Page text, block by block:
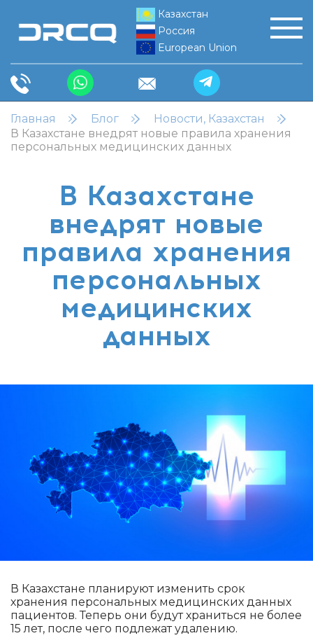
Казахстан
Россия
European Union
Главная Блог
Новости, Казахстан
В Казахстане внедрят новые правила хранения
персональных медицинских данных
В Казахстане
внедрят новые
правила хранения
персональных
медицинских
данных
В Казахстане планируют изменить срок
хранения персональных медицинских данных
пациентов. Теперь они будут храниться не более
15 лет, после чего подлежат удалению.